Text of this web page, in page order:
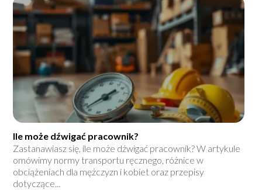
Ile może dźwigać pracownik?
Zastanawiasz się, ile może dźwigać pracownik? W artykule
omówimy normy transportu ręcznego, różnice w
obciążeniach dla mężczyzn i kobiet oraz przepisy
dotyczące...